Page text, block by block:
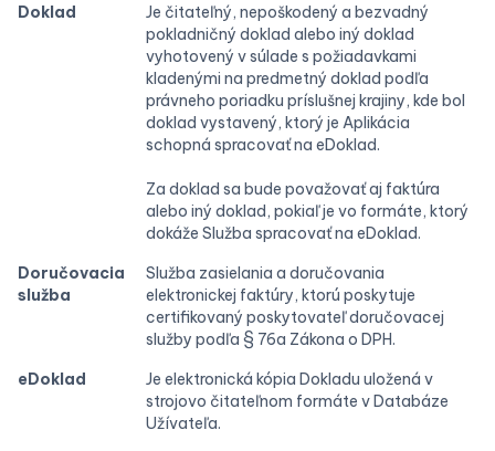
Doklad
Je čitateľný, nepoškodený a bezvadný
pokladničný doklad alebo iný doklad
vyhotovený v súlade s požiadavkami
kladenými na predmetný doklad podľa
právneho poriadku príslušnej krajiny, kde bol
doklad vystavený, ktorý je Aplikácia
schopná spracovať na eDoklad.
Za doklad sa bude považovať aj faktúra
alebo iný doklad, pokiaľ je vo formáte, ktorý
dokáže Služba spracovať na eDoklad.
Doručovacia
služba
Služba zasielania a doručovania
elektronickej faktúry, ktorú poskytuje
certifikovaný poskytovateľ doručovacej
služby podľa § 76a Zákona o DPH.
eDoklad
Je elektronická kópia Dokladu uložená v
strojovo čitateľnom formáte v Databáze
Užívateľa.